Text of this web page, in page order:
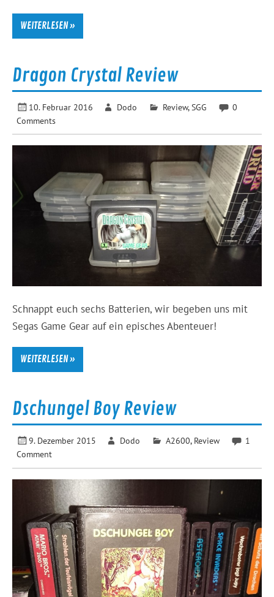
WEITERLESEN »
Dragon Crystal Review
10. Februar 2016 Dodo Review,SGG
0
Comments
Schnappt euch sechs Batterien, wir begeben uns mit
Segas Game Gear auf ein episches Abenteuer!
WEITERLESEN »
Dschungel Boy Review
9. Dezember 2015 Dodo A2600, Review
1
Comment